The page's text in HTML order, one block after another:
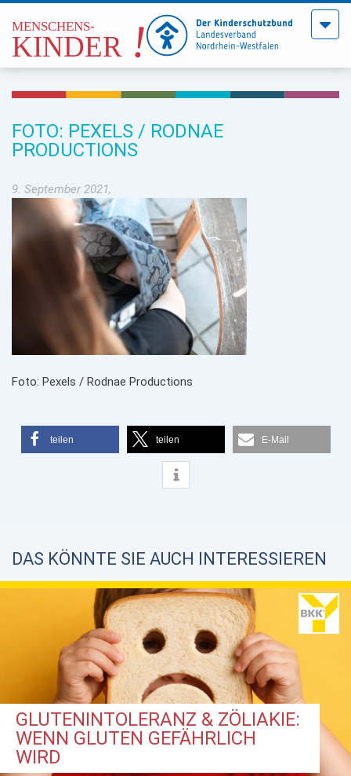
Menü
FOTO: PEXELS / RODNAE
PRODUCTIONS
9. September 2021,
Foto: Pexels / Rodnae Productions
teilen teilen E-Mail
DAS KÖNNTE SIE AUCH INTERESSIEREN
GLUTENINTOLERANZ & ZÖLIAKIE:
WENN GLUTEN GEFÄHRLICH
WIRD